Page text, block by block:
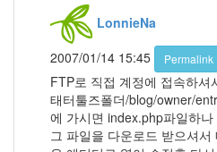
LonnieNa
2007/01/14 15:45
Permalink
FTP로 직접 계정에 접속하셔
태터툴즈폴더/blog/owner/
에 가시면 index.php파일하
그 파일을 다운로드 받으셔